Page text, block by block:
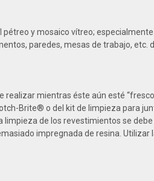
y mosaico vítreo;
paredes, mesas de trabajo, etc.
mientras éste aún esté
Brite® o del kit de limpieza para
de los revestimientos se
impregnada de resina.